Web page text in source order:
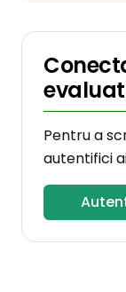
Pentru a
autentifici